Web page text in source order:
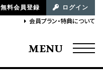
無料会員登録 ログイン
会員プラン・特典について
MENU